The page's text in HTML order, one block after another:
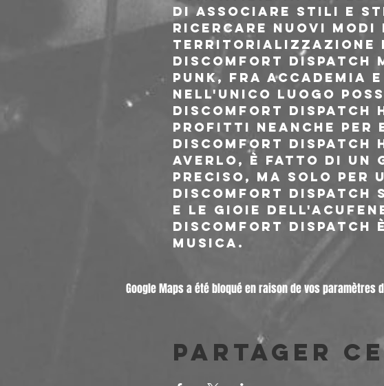
di associare stili e
ricercare nuovi
territorializzazione
Discomfort Dispatch
punk, fra accademia
nell'unico luogo
Discomfort Dispatch
profitti neanche per
Discomfort Dispatch
averlo, è fatto di un
preciso, ma solo per
Discomfort Dispatch
e le gioie
Discomfort Dispatch
musica.
Google Maps a été bloqué en raison de vos
Partager